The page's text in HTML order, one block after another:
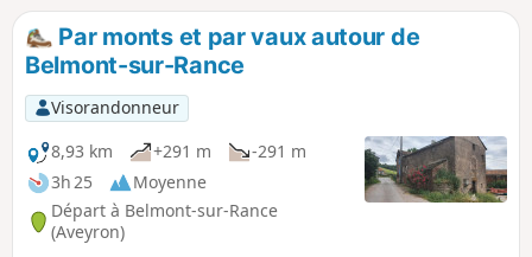
Par monts et par vaux autour de
Belmont-sur-Rance
Visorandonneur
8,93 km
+291 m
-291 m
3h 25
Moyenne
Départ à Belmont-sur-Rance
(Aveyron)